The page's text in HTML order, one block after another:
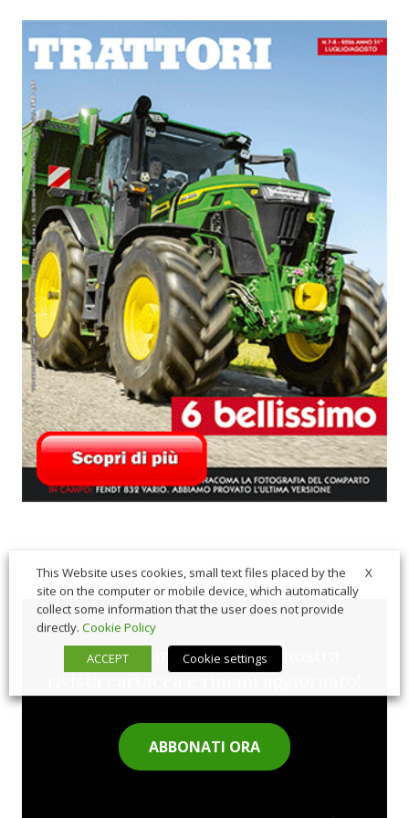
Sfoglia comodamente la nostra
rivista cartacea e rimani aggiornato!
ABBONATI ORA
X
This Website uses cookies, small text files placed by the
site on the computer or mobile device, which automatically
collect some information that the user does not provide
directly. Cookie Policy
ACCEPT
Cookie settings